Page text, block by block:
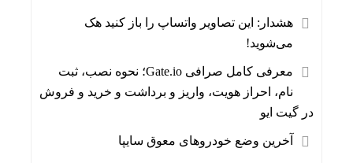
هشدار: این تصاویر واتساپ را باز کنید هک
می‌شوید!
معرفی کامل صرافی Gate.io؛ نحوه نصب، ثبت
نام، احراز هویت، واریز و برداشت و خرید و فروش
در گیت ایو
آخرین وضع خودروهای معوق سایپا